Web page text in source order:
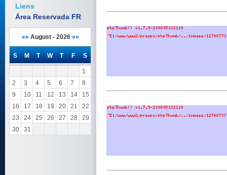
Liens
Área Reservada FR
«« August - 2026 »»
S M T W T F S
1
2
3 4 5 6 7
8
9
10 11 12 13 14
15
16
17 18 19 20 21
22
23
24 25 26 27 28
29
30
31